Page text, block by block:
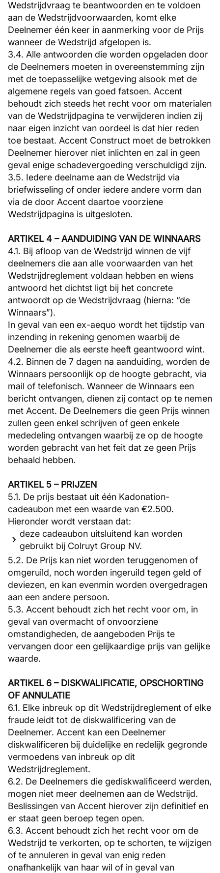
Wedstrijdvraag te beantwoorden en te voldoen
aan de Wedstrijdvoorwaarden, komt elke
Deelnemer één keer in aanmerking voor de Prijs
wanneer de Wedstrijd afgelopen is.
3.4. Alle antwoorden die worden opgeladen door
de Deelnemers moeten in overeenstemming zijn
met de toepasselijke wetgeving alsook met de
algemene regels van goed fatsoen. Accent
behoudt zich steeds het recht voor om materialen
van de Wedstrijdpagina te verwijderen indien zij
naar eigen inzicht van oordeel is dat hier reden
toe bestaat. Accent Construct moet de betrokken
Deelnemer hierover niet inlichten en zal in geen
geval enige schadevergoeding verschuldigd zijn.
3.5. Iedere deelname aan de Wedstrijd via
briefwisseling of onder iedere andere vorm dan
via de door Accent daartoe voorziene
Wedstrijdpagina is uitgesloten.
ARTIKEL 4 – AANDUIDING VAN DE WINNAARS
4.1. Bij afloop van de Wedstrijd winnen de vijf
deelnemers die aan alle voorwaarden van het
Wedstrijdreglement voldaan hebben en wiens
antwoord het dichtst ligt bij het concrete
antwoordt op de Wedstrijdvraag (hierna: “de
Winnaars”).
In geval van een ex-aequo wordt het tijdstip van
inzending in rekening genomen waarbij de
Deelnemer die als eerste heeft geantwoord wint.
4.2. Binnen de 7 dagen na aanduiding, worden de
Winnaars persoonlijk op de hoogte gebracht, via
mail of telefonisch. Wanneer de Winnaars een
bericht ontvangen, dienen zij contact op te nemen
met Accent. De Deelnemers die geen Prijs winnen
zullen geen enkel schrijven of geen enkele
mededeling ontvangen waarbij ze op de hoogte
worden gebracht van het feit dat ze geen Prijs
behaald hebben.
ARTIKEL 5 – PRIJZEN
5.1. De prijs bestaat uit één Kadonation-
cadeaubon met een waarde van €2.500.
Hieronder wordt verstaan dat:
deze cadeaubon uitsluitend kan worden
gebruikt bij Colruyt Group NV.
5.2. De Prijs kan niet worden teruggenomen of
omgeruild, noch worden ingeruild tegen geld of
deviezen, en kan evenmin worden overgedragen
aan een andere persoon.
5.3. Accent behoudt zich het recht voor om, in
geval van overmacht of onvoorziene
omstandigheden, de aangeboden Prijs te
vervangen door een gelijkaardige prijs van gelijke
waarde.
ARTIKEL 6 – DISKWALIFICATIE, OPSCHORTING
OF ANNULATIE
6.1. Elke inbreuk op dit Wedstrijdreglement of elke
fraude leidt tot de diskwalificering van de
Deelnemer. Accent kan een Deelnemer
diskwalificeren bij duidelijke en redelijk gegronde
vermoedens van inbreuk op dit
Wedstrijdreglement.
6.2. De Deelnemers die gediskwalificeerd werden,
mogen niet meer deelnemen aan de Wedstrijd.
Beslissingen van Accent hierover zijn definitief en
er staat geen beroep tegen open.
6.3. Accent behoudt zich het recht voor om de
Wedstrijd te verkorten, op te schorten, te wijzigen
of te annuleren in geval van enig reden
onafhankelijk van haar wil of in geval van